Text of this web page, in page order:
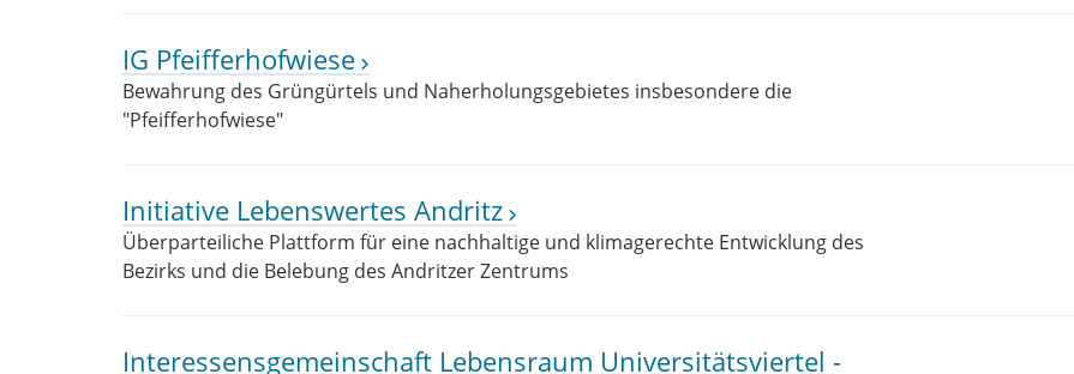
IG Pfeifferhofwiese
Bewahrung des Grüngürtels und Naherholungsgebietes insbesondere die
"Pfeifferhofwiese"
Initiative Lebenswertes Andritz
Überparteiliche Plattform für eine nachhaltige und klimagerechte Entwicklung des
Bezirks und die Belebung des Andritzer Zentrums
Interessensgemeinschaft Lebensraum Universitätsviertel -